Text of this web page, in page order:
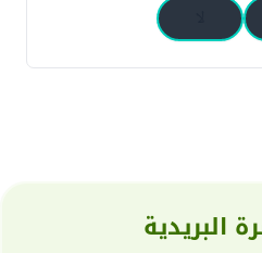
البريدية